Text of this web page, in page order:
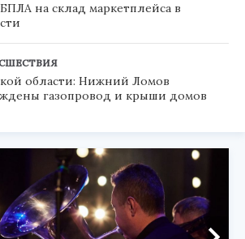
на склад маркетплейса в
области: Нижний Ломов
газопровод и крыши домов